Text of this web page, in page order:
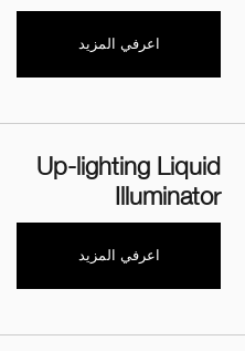
اعرفي المزيد
Up-lighting Liquid
Illuminator
اعرفي المزيد